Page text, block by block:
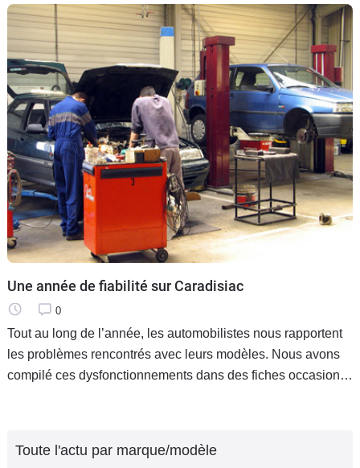
Une année de fiabilité sur Caradisiac
0
Tout au long de l’année, les automobilistes nous rapportent
les problèmes rencontrés avec leurs modèles. Nous avons
compilé ces dysfonctionnements dans des fiches occasions.
d’occasion. Voici le récapitulatif de l’année passée.
Toute l'actu par marque/modèle